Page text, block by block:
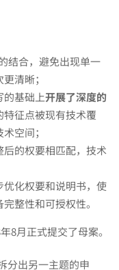
结合，避免出现单一
清晰；
的基础上开展了深度的
特征点被现有技术覆
空间；
的权要相匹配，技术
化权要和说明书，使
整性和可授权性。
8月正式提交了母案。
分出另一主题的申